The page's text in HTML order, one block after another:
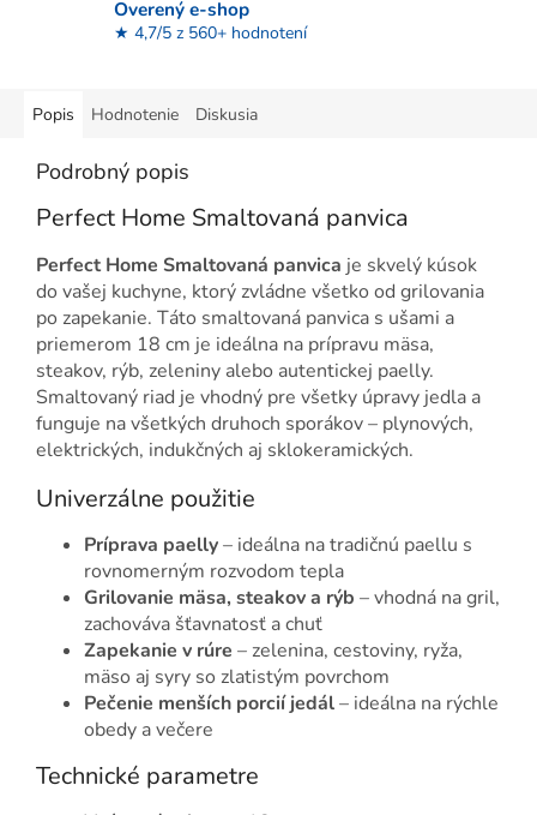
Overený e-shop
★ 4,7/5 z 560+ hodnotení
Popis Hodnotenie Diskusia
Podrobný popis
Perfect Home Smaltovaná panvica
Perfect Home Smaltovaná panvica je skvelý kúsok
do vašej kuchyne, ktorý zvládne všetko od grilovania
po zapekanie. Táto smaltovaná panvica s ušami a
priemerom 18 cm je ideálna na prípravu mäsa,
steakov, rýb, zeleniny alebo autentickej paelly.
Smaltovaný riad je vhodný pre všetky úpravy jedla a
funguje na všetkých druhoch sporákov – plynových,
elektrických, indukčných aj sklokeramických.
Univerzálne použitie
Príprava paelly– ideálna na tradičnú paellu s
rovnomerným rozvodom tepla
Grilovanie mäsa, steakov a rýb – vhodná na gril,
zachováva šťavnatosť a chuť
Zapekanie v rúre – zelenina, cestoviny, ryža,
mäso aj syry so zlatistým povrchom
Pečenie menších porcií jedál– ideálna na rýchle
obedy a večere
Technické parametre